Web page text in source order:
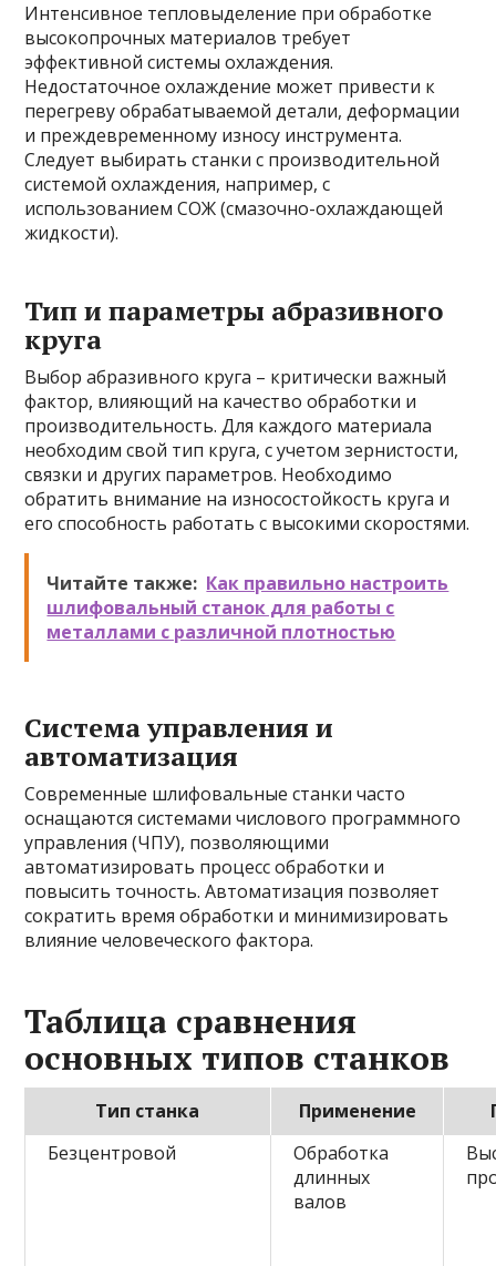
Интенсивное тепловыделение при обработке
высокопрочных материалов требует
эффективной системы охлаждения.
Недостаточное охлаждение может привести к
перегреву обрабатываемой детали, деформации
и преждевременному износу инструмента.
Следует выбирать станки с производительной
системой охлаждения, например, с
использованием СОЖ (смазочно-охлаждающей
жидкости).
Тип и параметры абразивного
круга
Выбор абразивного круга – критически важный
фактор, влияющий на качество обработки и
производительность. Для каждого материала
необходим свой тип круга, с учетом зернистости,
связки и других параметров. Необходимо
обратить внимание на износостойкость круга и
его способность работать с высокими скоростями.
Читайте также: Как правильно настроить
шлифовальный станок для работы с
металлами с различной плотностью
Система управления и
автоматизация
Современные шлифовальные станки часто
оснащаются системами числового программного
управления (ЧПУ), позволяющими
автоматизировать процесс обработки и
повысить точность. Автоматизация позволяет
сократить время обработки и минимизировать
влияние человеческого фактора.
Таблица сравнения
основных типов станков
Тип станка Применение
Безцентровой
Обработка
длинных
валов